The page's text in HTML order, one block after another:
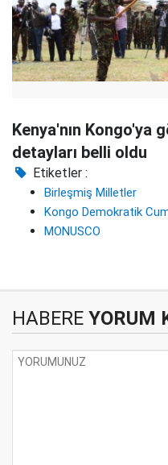
Kenya'nın Kongo'ya
detayları belli oldu
Etiketler :
Birleşmiş Milletler
Kongo Demokratik
MONUSCO
HABERE YORUM